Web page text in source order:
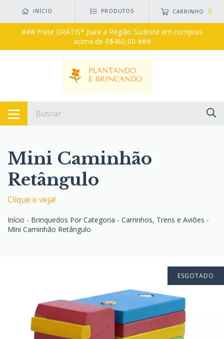
INÍCIO PRODUTOS CARRINHO 0
### Frete GRÁTIS* para a Região Sudeste em compras
acima de R$460,00 ###
Mini Caminhão
Retângulo
Clique e veja!
Início - Brinquedos Por Categoria - Carrinhos, Trens e Aviões -
Mini Caminhão Retângulo
ESGOTADO